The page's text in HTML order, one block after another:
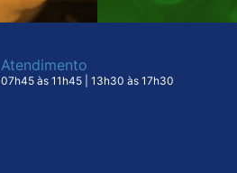
Atendimento
07h45 às 11h45 | 13h30 às 17h30